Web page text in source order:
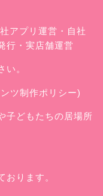
アプリ運営・自社
行・実店舗運営
い。
ツ制作ポリシー)
子どもたちの居場所
おります。